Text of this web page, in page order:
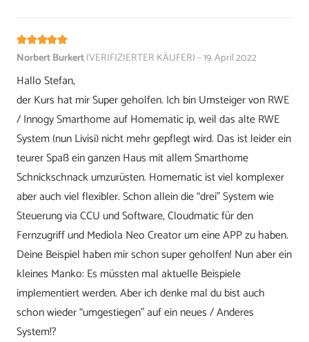
Bewertet mit 5von 5
Norbert Burkert(VERIFIZIERTER KÄUFER)–19. April 2022
Hallo Stefan,
der Kurs hat mir Super geholfen. Ich bin Umsteiger von RWE
/ Innogy Smarthome auf Homematic ip, weil das alte RWE
System (nun Livisi) nicht mehr gepflegt wird. Das ist leider ein
teurer Spaß ein ganzen Haus mit allem Smarthome
Schnickschnack umzurüsten. Homematic ist viel komplexer
aber auch viel flexibler. Schon allein die “drei” System wie
Steuerung via CCU und Software, Cloudmatic für den
Fernzugriff und Mediola Neo Creator um eine APP zu haben.
Deine Beispiel haben mir schon super geholfen! Nun aber ein
kleines Manko: Es müssten mal aktuelle Beispiele
implementiert werden. Aber ich denke mal du bist auch
schon wieder “umgestiegen” auf ein neues / Anderes
System!?